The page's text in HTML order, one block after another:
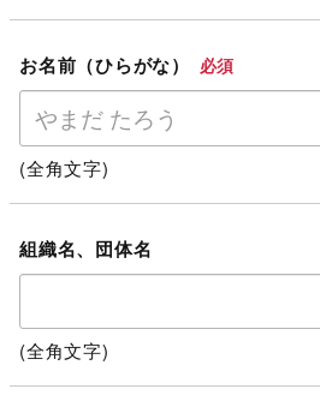
お名前（ひらがな） 必須
(全角文字)
組織名、団体名
(全角文字)